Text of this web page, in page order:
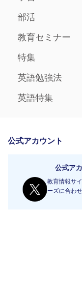
部活
教育セミナー
特集
英語勉強法
英語特集
公式アカウント
公式ア
教育情報サ
ーズに合わ